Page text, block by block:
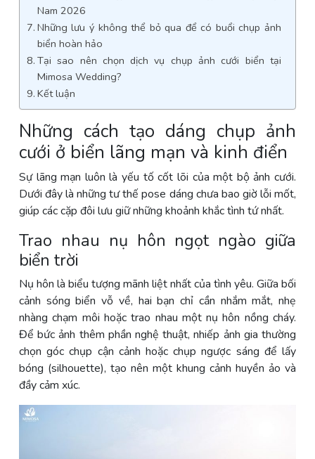
Nam 2026
Những lưu ý không thể bỏ qua để có buổi chụp ảnh
biển hoàn hảo
Tại sao nên chọn dịch vụ chụp ảnh cưới biển tại
Mimosa Wedding?
Kết luận
Những cách tạo dáng chụp ảnh
cưới ở biển lãng mạn và kinh điển
Sự lãng mạn luôn là yếu tố cốt lõi của một bộ ảnh cưới.
Dưới đây là những tư thế pose dáng chưa bao giờ lỗi mốt,
giúp các cặp đôi lưu giữ những khoảnh khắc tình tứ nhất.
Trao nhau nụ hôn ngọt ngào giữa
biển trời
Nụ hôn là biểu tượng mãnh liệt nhất của tình yêu. Giữa bối
cảnh sóng biển vỗ về, hai bạn chỉ cần nhắm mắt, nhẹ
nhàng chạm môi hoặc trao nhau một nụ hôn nồng cháy.
Để bức ảnh thêm phần nghệ thuật, nhiếp ảnh gia thường
chọn góc chụp cận cảnh hoặc chụp ngược sáng để lấy
bóng (silhouette), tạo nên một khung cảnh huyền ảo và
đầy cảm xúc.